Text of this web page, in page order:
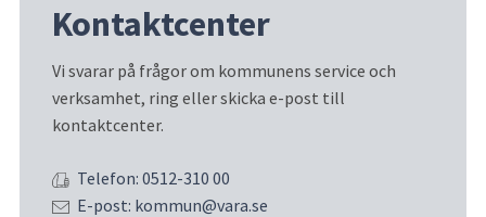
Kontaktcenter
Vi svarar på frågor om kommunens service och
verksamhet, ring eller skicka e-post till
kontaktcenter.
Telefon: 0512-310 00
E-post: kommun@vara.se